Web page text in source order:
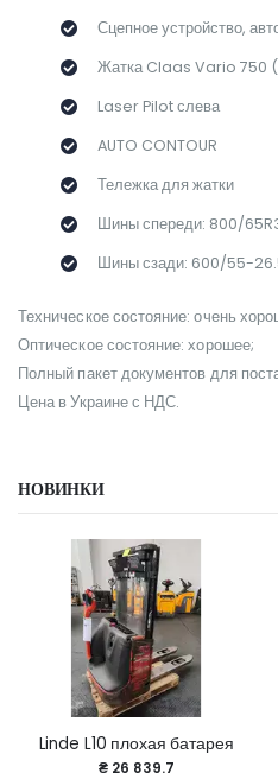
Сцепное устройство,
Жатка Claas Vario 750
Laser Pilot слева
AUTO CONTOUR
Тележка для жатки
Шины спереди: 800/
Шины сзади: 600/55-
Техническое состояние: очень
Оптическое состояние: хорошее;
Полный пакет документов для
Цена в Украине с НДС.
НОВИНКИ
Linde L10 плохая батарея
₴ 26 839.7